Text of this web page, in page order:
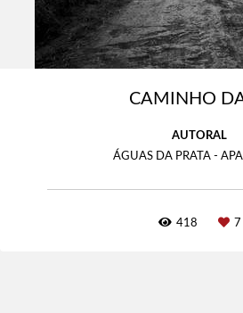
CAMINHO
AUTORAL
ÁGUAS DA PRATA -
418 7